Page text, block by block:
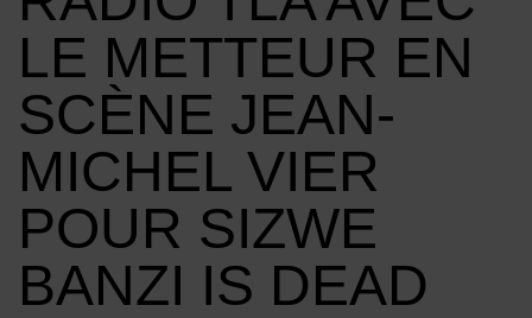
LE METTEUR EN
SCÈNE JEAN-
MICHEL VIER
POUR SIZWE
BANZI IS DEAD